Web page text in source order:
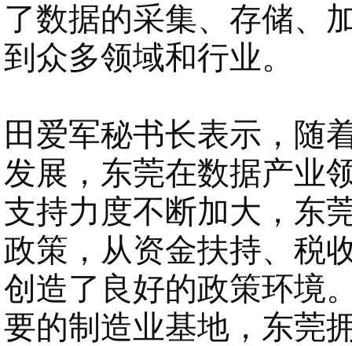
了数据的采集、存储、
到众多领域和行业。
田爱军秘书长表示， 随
发展，东莞在数据产业
支持力度不断加大，东
政策，从资金扶持、税
创造了良好的政策环境
要的制造业基地，东莞